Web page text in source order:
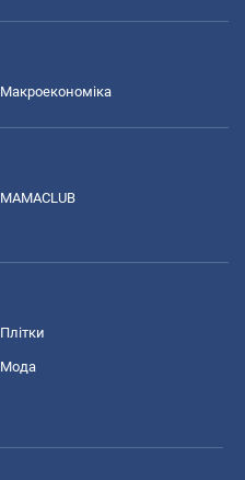
Макроекономіка
MAMACLUB
Плітки
Мода